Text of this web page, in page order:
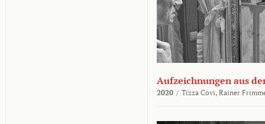
Aufzeichnungen aus
2020 / Tizza Covi, Rainer